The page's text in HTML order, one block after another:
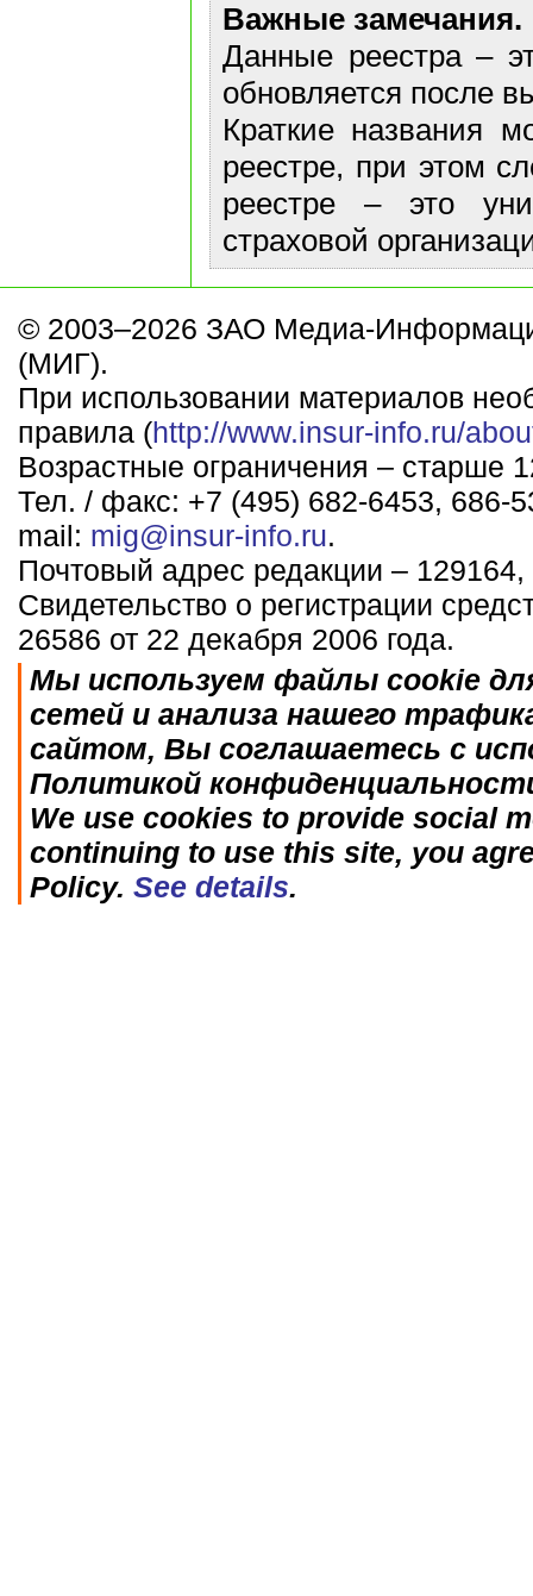
Важные замечания.
Данные реестра –
обновляется после
Краткие названия
реестре, при этом
реестре – это
страховой
© 2003–2026 ЗАО Медиа-
(МИГ).
При использовании материалов
правила (http://www.insur-info.ru/
Возрастные ограничения – старше
Тел. / факс: +7 (495) 682-6453, 686-
mail: mig@insur-info.ru.
Почтовый адрес редакции –
Свидетельство о регистрации
26586 от 22 декабря 2006 года.
Мы используем файлы cookie
сетей и анализа нашего
сайтом, Вы соглашаетесь с
Политикой
We use cookies to provide social
continuing to use this site, you
Policy. See details.